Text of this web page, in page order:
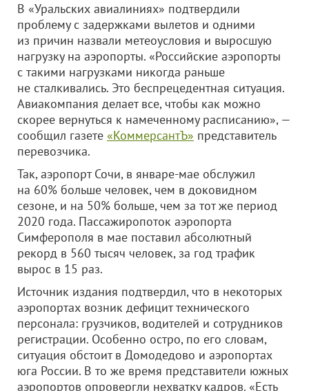
В «Уральских авиалиниях» подтвердили
проблему с задержками вылетов и одними
из причин назвали метеоусловия и выросшую
нагрузку на аэропорты. «Российские аэропорты
с такими нагрузками никогда раньше
не сталкивались. Это беспрецедентная ситуация.
Авиакомпания делает все, чтобы как можно
скорее вернуться к намеченному расписанию», —
сообщил газете «КоммерсантЪ» представитель
перевозчика.
Так, аэропорт Сочи, в январе-мае обслужил
на 60% больше человек, чем в доковидном
сезоне, и на 50% больше, чем за тот же период
2020 года. Пассажиропоток аэропорта
Симферополя в мае поставил абсолютный
рекорд в 560 тысяч человек, за год трафик
вырос в 15 раз.
Источник издания подтвердил, что в некоторых
аэропортах возник дефицит технического
персонала: грузчиков, водителей и сотрудников
регистрации. Особенно остро, по его словам,
ситуация обстоит в Домодедово и аэропортах
юга России. В то же время представители южных
аэропортов опровергли нехватку кадров. «Есть